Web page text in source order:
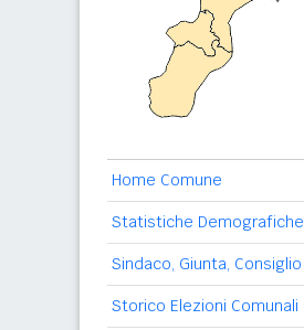
Home Comune
Statistiche Demografiche
Sindaco, Giunta, Consiglio
Storico Elezioni Comunali